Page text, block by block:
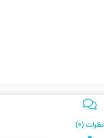
نظرات (0)